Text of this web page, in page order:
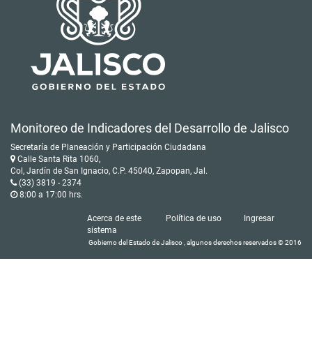
Monitoreo de Indicadores del Desarrollo de Jalisco
Secretaría de Planeación y Participación Ciudadana
Calle Santa Rita 1060,
Col, Jardín de San Ignacio, C.P. 45040, Zapopan, Jal.
(33) 3819 - 2374
8:00 a 17:00 hrs.
Acerca de este
sistema
Política de uso Ingresar
Gobierno del Estado de Jalisco , algunos derechos reservados © 2016